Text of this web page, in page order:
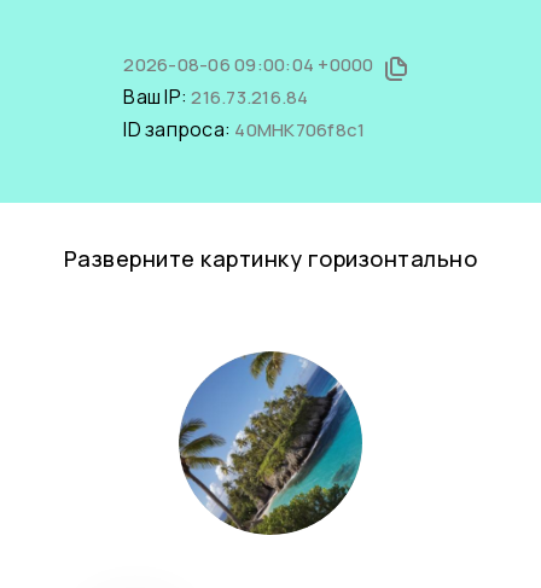
2026-08-06 09:00:04 +0000
Ваш IP:216.73.216.84
ID запроса: 40MHK706f8c1
Разверните картинку горизонтально